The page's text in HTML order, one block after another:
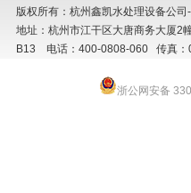
版权所有：杭州鑫凯水处理设备公
地址：杭州市江干区大唐商务大厦2
B13 电话：400-0808-060 传真：
浙公网安备